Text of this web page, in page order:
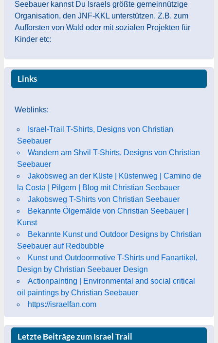
Seebauer kannst Du Israels größte gemeinnützige
Organisation, den JNF-KKL unterstützen. Z.B. zum
Aufforsten von Wald oder mit sozialen Projekten für
Kinder etc:
Links
Weblinks:
Israel-Trail T-Shirts, Designs von Christian
Seebauer
Wandern am Shvil T-Shirts, Designs von Christian
Seebauer
Jakobsweg an der Küste | Küstenweg | Camino de
la Costa | Pilgern | Blog mit Christian Seebauer
Jakobsweg T-Shirts von Christian Seebauer
Bekannte Ölgemälde von Christian Seebauer |
Kunst
Bekannte Kunst und Outdoor Designs by Christian
Seebauer auf Redbubble
Kunst und Outdoormotive T-Shirts und Fanartikel,
Design by Christian Seebauer Design
Actionpainting | Environmental and social critical
oil paintings by Christian Seebauer
https://israelfan.com
Letzte Beiträge zum Israel Trail